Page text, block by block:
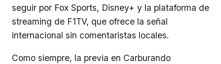
seguir por Fox Sports, Disney+ y la plataforma de
streaming de F1TV, que ofrece la señal
internacional sin comentaristas locales.
Como siempre, la previa en Carburando